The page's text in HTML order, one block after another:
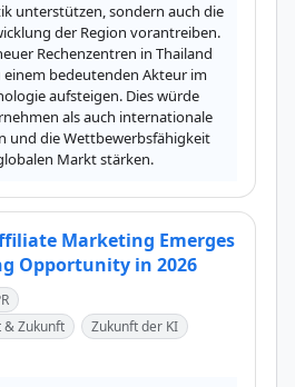
unterstützen, sondern auch die
der Region vorantreiben.
Rechenzentren in Thailand
einem bedeutenden Akteur im
aufsteigen. Dies würde
als auch internationale
und die Wettbewerbsfähigkeit
Markt stärken.
Marketing Emerges
Opportunity in 2026
& Zukunft
Zukunft der KI